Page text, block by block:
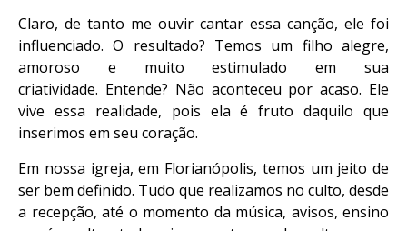
Claro, de tanto me ouvir cantar essa canção, ele foi
influenciado. O resultado? Temos um filho alegre,
amoroso e muito estimulado em sua
criatividade. Entende? Não aconteceu por acaso. Ele
vive essa realidade, pois ela é fruto daquilo que
inserimos em seu coração.
Em nossa igreja, em Florianópolis, temos um jeito de
ser bem definido. Tudo que realizamos no culto, desde
a recepção, até o momento da música, avisos, ensino